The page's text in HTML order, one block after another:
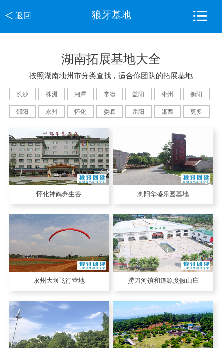
< 返回 狼牙基地
湖南拓展基地大全
按照湖南地州市分类查找，适合你团队的拓展基地
长沙 株洲 湘潭 常德 益阳 郴州 衡阳
邵阳 永州 怀化 娄底 岳阳 湘西 更多
怀化神鹤养生谷 浏阳华盛乐园基地
永州大坝飞行营地 捞刀河镇和道源度假山庄